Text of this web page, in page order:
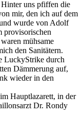
Hinter uns pfiffen die
mir, den ich auf dem
wurde von Adolf
provisorischen
mühsame
den Sanitätern.
LuckyStrike durch
Dämmerung auf,
wieder in den
Hauptlazarett, in der
Dr. Rondy